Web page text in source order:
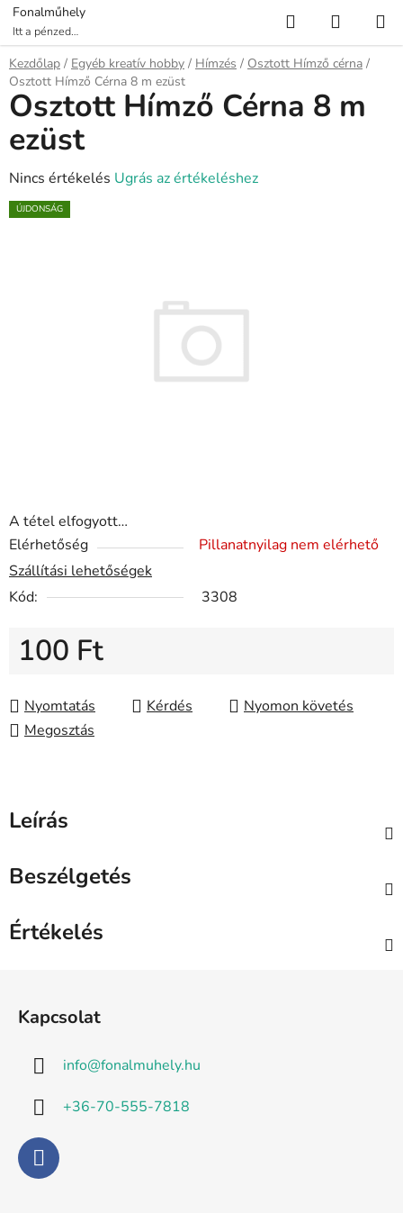
Ugrás
fő
tartalomhoz
Fonalműhely
Itt a pénzed
több fonalat ér!
KeresésKOSÁR
Kezdőlap / Egyéb kreatív hobby / Hímzés / Osztott Hímző cérna /
Osztott Hímző Cérna 8 m ezüst
A tétel elfogyott…
Elérhetőség
Pillanatnyilag nem elérhető
Szállítási lehetőségek
Kód:
3308
100 Ft
Nyomtatás
Kérdés
Nyomon követés
Megosztás
Osztott Hímző Cérna 8 m
ezüst
A
termék
Nincs értékelés Ugrás az értékeléshez
ÚJDONSÁG
Leírás
Beszélgetés
Értékelés
Kapcsolat
info@fonalmuhely.hu
+36-70-555-7818